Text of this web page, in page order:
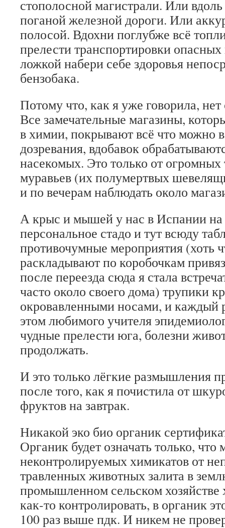
стополосной магистрали. Или
поганой железной дороги. Или
полосой. Вдохни поглубже всё
прелести транспортировки
ложкой набери себе здоровья
бензобака.
Потому что, как я уже говорила,
Все замечательные магазины,
в химии, покрывают всё что можно
дозревания, вдобавок
насекомых. Это только от огромных
муравьев (их полумертвых
и по вечерам наблюдать около
А крыс и мышей у нас в Испании на
персональное стадо и тут всюду
противочумные мероприятия (хоть
раскладывают по коробочкам
после переезда сюда я стала
часто около своего дома) трупики
окровавленными носами, и каждый
этом любимого учителя
чудные прелести юга, болезни
продолжать.
И это только лёгкие размышления
после того, как я почистила от
фруктов на завтрак.
Никакой эко био органик
Органик будет означать только, что
неконтролируемых химикатов от
травленных животных залита в
промышленном сельском
как-то контролировать, в органик
100 раз выше пдк. И никем не